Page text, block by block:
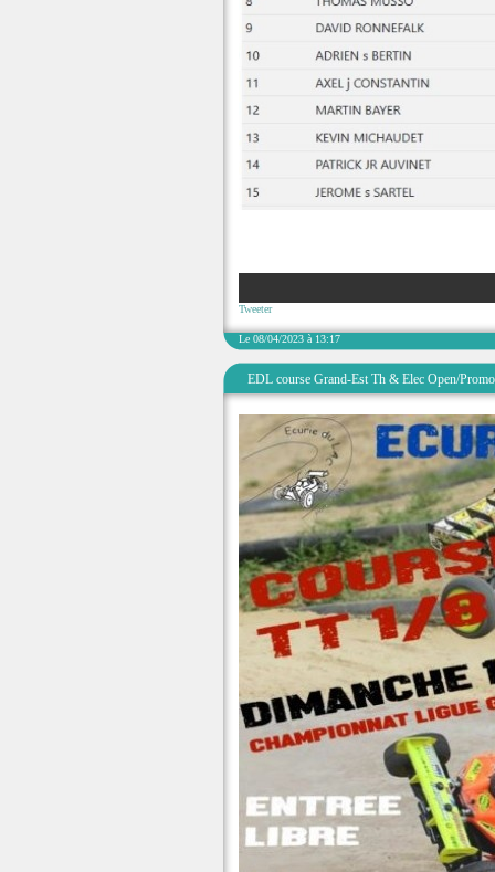
Tweeter
Le 08/04/2023 à 13:17
EDL course Grand-Est Th & Elec Open/